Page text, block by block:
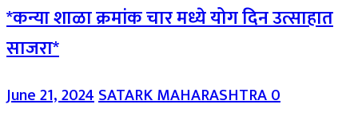
*कन्या शाळा क्रमांक चार मध्ये योग दिन उत्साहात
साजरा*
June 21, 2024SATARK MAHARASHTRA0